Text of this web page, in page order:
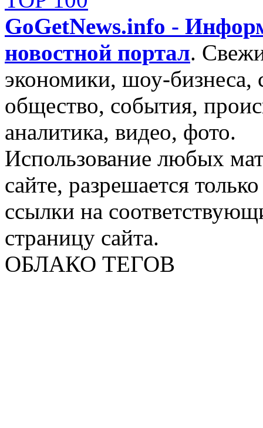
GoGetNews.info -
новостной портал.
экономики, шоу-бизнеса,
общество, события,
аналитика, видео, фото.
Использование любых
сайте, разрешается
ссылки на
страницу сайта.
ОБЛАКО ТЕГОВ